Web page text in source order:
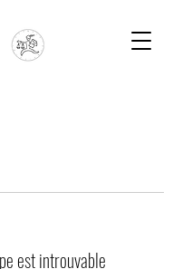
est introuvable